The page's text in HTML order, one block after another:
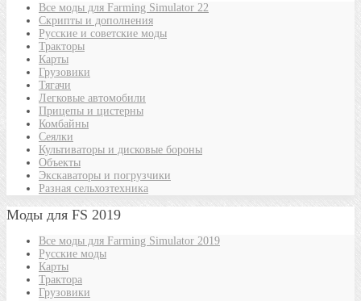
Все моды для Farming Simulator 22
Скрипты и дополнения
Русские и советские моды
Тракторы
Карты
Грузовики
Тягачи
Легковые автомобили
Прицепы и цистерны
Комбайны
Сеялки
Культиваторы и дисковые бороны
Объекты
Экскаваторы и погрузчики
Разная сельхозтехника
Моды для FS 2019
Все моды для Farming Simulator 2019
Русские моды
Карты
Трактора
Грузовики